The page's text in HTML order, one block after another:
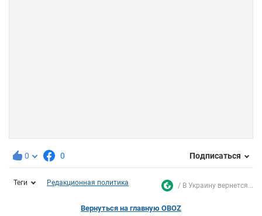
0 0 Подписаться
Теги Редакционная политика В Украину вернется...
Вернуться на главную OBOZ